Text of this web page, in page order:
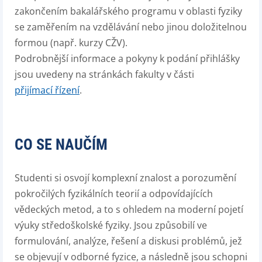
zakončením bakalářského programu v oblasti fyziky
se zaměřením na vzdělávání nebo jinou doložitelnou
formou (např. kurzy CŽV).
Podrobnější informace a pokyny k podání přihlášky
jsou uvedeny na stránkách fakulty v části
přijímací řízení.
CO SE NAUČÍM
Studenti si osvojí komplexní znalost a porozumění
pokročilých fyzikálních teorií a odpovídajících
vědeckých metod, a to s ohledem na moderní pojetí
výuky středoškolské fyziky. Jsou způsobilí ve
formulování, analýze, řešení a diskusi problémů, jež
se objevují v odborné fyzice, a následně jsou schopni